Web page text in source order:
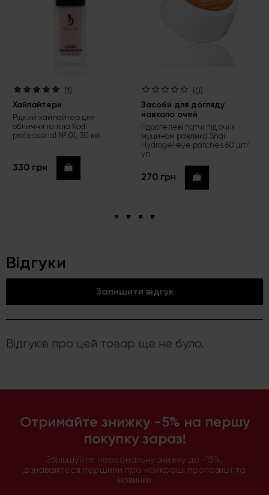
(1)
Хайлайтери
Рідкий хайлайтер для
обличчя та тіла Kodi
professional № 01, 30 мл
330 грн Купити
(0)
Засоби для догляду
навколо очей
Гідрогелеві патчі під очі з
муцином равлика Snail
Hydrogel eye patches 60 шт/
уп
270 грн Купити
Відгуки
Залишити відгук
Відгуків про цей товар ще не було.
Отримайте знижку -5% на першу
покупку зараз!
Збільшуйте персональну знижку до -15%,
дізнавайтеся першими про найкращі пропозиції та
новинки